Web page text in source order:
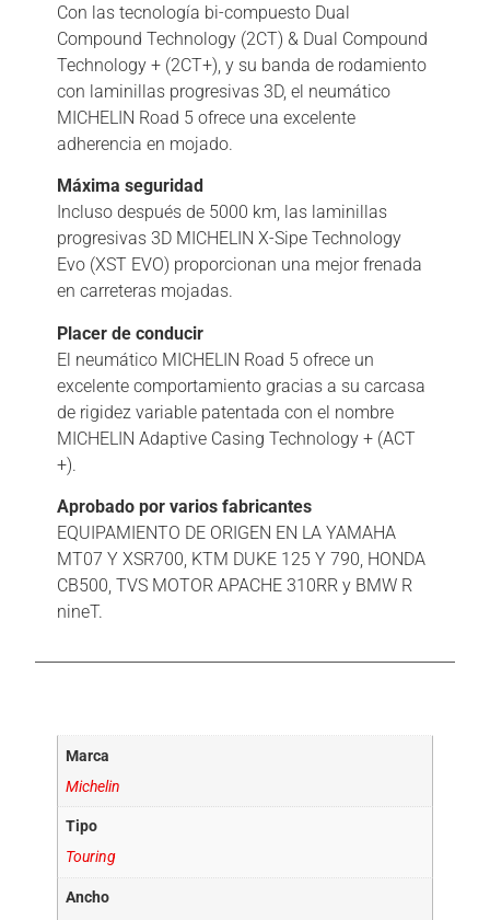
Con las tecnología bi-compuesto Dual
Compound Technology (2CT) & Dual Compound
Technology + (2CT+), y su banda de rodamiento
con laminillas progresivas 3D, el neumático
MICHELIN Road 5 ofrece una excelente
adherencia en mojado.
Máxima seguridad
Incluso después de 5000 km, las laminillas
progresivas 3D MICHELIN X-Sipe Technology
Evo (XST EVO) proporcionan una mejor frenada
en carreteras mojadas.
Placer de conducir
El neumático MICHELIN Road 5 ofrece un
excelente comportamiento gracias a su carcasa
de rigidez variable patentada con el nombre
MICHELIN Adaptive Casing Technology + (ACT
+).
Aprobado por varios fabricantes
EQUIPAMIENTO DE ORIGEN EN LA YAMAHA
MT07 Y XSR700, KTM DUKE 125 Y 790, HONDA
CB500, TVS MOTOR APACHE 310RR y BMW R
nineT.
Marca
Michelin
Tipo
Touring
Ancho